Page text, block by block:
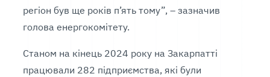
регіон був ще років п’ять тому”, – зазначив
голова енергокомітету.
Станом на кінець 2024 року на Закарпатті
працювали 282 підприємства, які були